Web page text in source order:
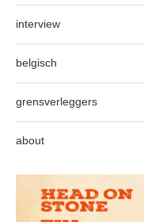
interview
belgisch
grensverleggers
about